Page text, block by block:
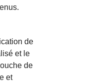
de
et le
de
et